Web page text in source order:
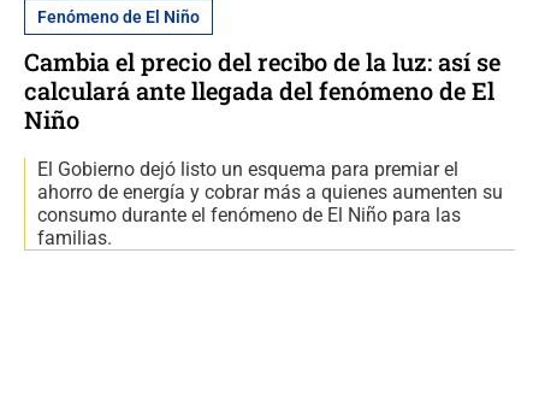
Fenómeno de El Niño
Cambia el precio del recibo de la luz: así se
calculará ante llegada del fenómeno de El
Niño
El Gobierno dejó listo un esquema para premiar el
ahorro de energía y cobrar más a quienes aumenten su
consumo durante el fenómeno de El Niño para las
familias.